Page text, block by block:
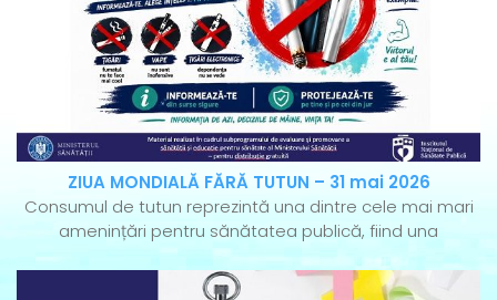
ZIUA MONDIALĂ FĂRĂ TUTUN – 31 mai 2026
Consumul de tutun reprezintă una dintre cele mai mari
amenințări pentru sănătatea publică, fiind una